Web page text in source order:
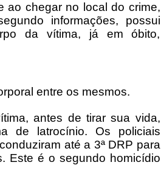
ao chegar no local do crime,
informações, possui
da vítima, já em óbito,
entre os mesmos.
antes de tirar sua vida,
de latrocínio. Os policiais
até a 3ª DRP para
Este é o segundo homicídio